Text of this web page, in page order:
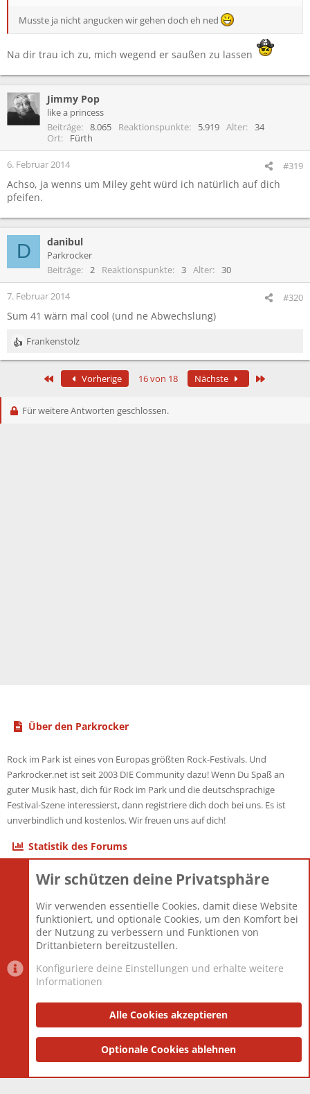
Musste ja nicht angucken wir gehen doch eh ned
Na dir trau ich zu, mich wegend er saußen zu lassen
Jimmy Pop
like a princess
Beiträge
8.065 Reaktionspunkte 5.919 Alter
34
Ort
Fürth
6. Februar 2014 #319
Achso, ja wenns um Miley geht würd ich natürlich auf dich
pfeifen.
D danibul
Parkrocker
Beiträge
2 Reaktionspunkte 3 Alter 30
7. Februar 2014 #320
Sum 41 wärn mal cool (und ne Abwechslung)
R
e
i
Frankenstolz
Erste Vorherige 16 von 18 Nächste
Für weitere Antworten geschlossen.
Über den Parkrocker
Rock im Park ist eines von Europas größten Rock-Festivals. Und
Parkrocker.net ist seit 2003 DIE Community dazu! Wenn Du Spaß an
guter Musik hast, dich für Rock im Park und die deutschsprachige
Festival-Szene interessierst, dann registriere dich doch bei uns. Es ist
unverbindlich und kostenlos. Wir freuen uns auf dich!
Statistik des Forums
Themen
Mitglieder
12.426
Neuestes Mitglied
nabulamisika
Datenschutzerklärung Impressum
Community platform by XenForo® © 2010-2025 XenForo Ltd.
and add-ons by ThemeHouse
Wir schützen deine Privatsphäre
Wir verwenden essentielle Cookies, damit diese Website
funktioniert, und optionale Cookies, um den Komfort bei
der Nutzung zu verbessern und Funktionen von
Drittanbietern bereitzustellen.
Konfiguriere deine Einstellungen und erhalte weitere
Informationen
Alle Cookies akzeptieren
Optionale Cookies ablehnen